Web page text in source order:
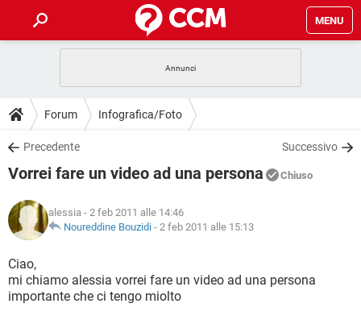
MENU
INTRATTENIMENTO ANDROID
iOS
INSTAGRAM WHATSAPP
TIKTOK
HARDWARE
GUIDE
COVID-19
INSTAGRAM
TIKTOK
HARDWARE
DOWNLOAD
COVID-19 GAMING
INTRATTENIMENTO
iOS WINDOWS 10
INSTAGRAM
TIKTOK FACEBOOK
COVID-19
INTRATTENIMENTO
iOS
INSTAGRAM
GLOSSARIO
COVID-19
INTRATTENIMENTO ANDROID
Forum Infografica/Foto
Precedente Successivo
Vorrei fare un video ad una persona Chiuso
alessia - 2 feb 2011 alle 14:46
Noureddine Bouzidi - 2 feb 2011 alle 15:13
Ciao,
mi chiamo alessia vorrei fare un video ad una persona
importante che ci tengo miolto